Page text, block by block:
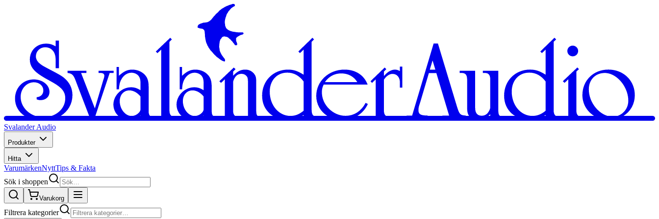
Svalander Audio
Produkter
Hitta
VarumärkenNyttTips & Fakta
Sök i shoppen
Varukorg
Filtrera kategorier